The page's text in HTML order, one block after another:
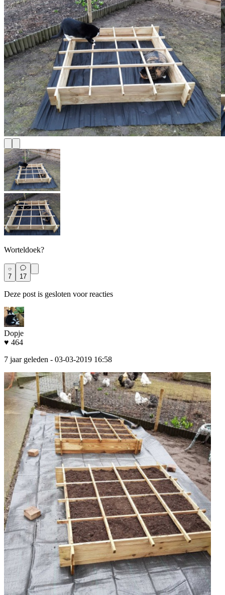
Worteldoek?
7 17
Deze post is gesloten voor reacties
Dopje
♥ 464
7 jaar geleden - 03-03-2019 16:58